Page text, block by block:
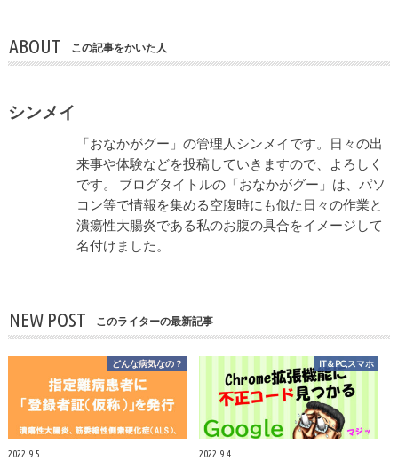
ABOUT この記事をかいた人
シンメイ
「おなかがグー」の管理人シンメイです。日々の出
来事や体験などを投稿していきますので、よろしく
です。 ブログタイトルの「おなかがグー」は、パソ
コン等で情報を集める空腹時にも似た日々の作業と
潰瘍性大腸炎である私のお腹の具合をイメージして
名付けました。
NEW POST このライターの最新記事
どんな病気なの？
2022.9.5
IT＆PC,スマホ
2022.9.4